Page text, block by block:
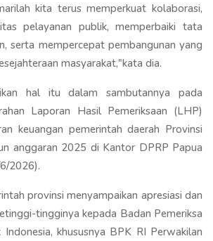
kita terus memperkuat kolaborasi,
pelayanan publik, memperbaiki tata
serta mempercepat pembangunan yang
masyarakat,"kata dia.
hal itu dalam sambutannya pada
Laporan Hasil Pemeriksaan (LHP)
keuangan pemerintah daerah Provinsi
anggaran 2025 di Kantor DPRP Papua
2026).
provinsi menyampaikan apresiasi dan
tingginya kepada Badan Pemeriksa
Indonesia, khususnya BPK RI Perwakilan